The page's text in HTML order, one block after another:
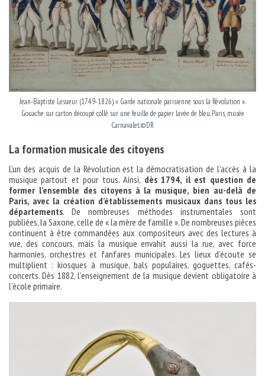
Jean-Baptiste Lesueur (1749-1826). « Garde nationale parisienne sous la Révolution ».
Gouache sur carton découpé collé sur une feuille de papier lavée de bleu. Paris, musée
Carnavalet.©DR
La formation musicale des citoyens
L’un des acquis de la Révolution est la démocratisation de l’accès à la
musique partout et pour tous. Ainsi, dès 1794, il est question de
former l’ensemble des citoyens à la musique, bien au-delà de
Paris, avec la création d’établissements musicaux dans tous les
départements. De nombreuses méthodes instrumentales sont
publiées, la Saxone, celle de « la mère de famille ». De nombreuses pièces
continuent à être commandées aux compositeurs avec des lectures à
vue, des concours, mais la musique envahit aussi la rue, avec force
harmonies, orchestres et fanfares municipales. Les lieux d’écoute se
multiplient : kiosques à musique, bals populaires, goguettes, cafés-
concerts. Dès 1882, l’enseignement de la musique devient obligatoire à
l’école primaire.